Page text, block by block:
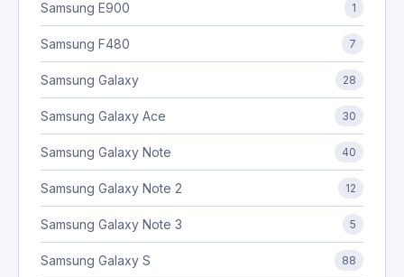
Samsung E900 1
Samsung F480 7
Samsung Galaxy 28
Samsung Galaxy Ace 30
Samsung Galaxy Note 40
Samsung Galaxy Note 2 12
Samsung Galaxy Note 3 5
Samsung Galaxy S 88